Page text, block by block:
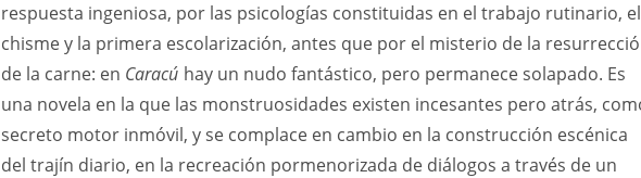
respuesta ingeniosa, por las psicologías constituidas en el trabajo rutinario, el
chisme y la primera escolarización, antes que por el misterio de la
de la carne: en Caracú hay un nudo fantástico, pero permanece solapado. Es
una novela en la que las monstruosidades existen incesantes pero atrás,
secreto motor inmóvil, y se complace en cambio en la construcción escénica
del trajín diario, en la recreación pormenorizada de diálogos a través de un